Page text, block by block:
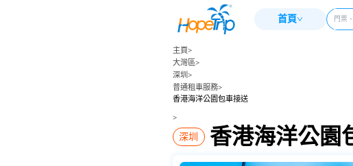
首頁
主頁>
大灣區>
深圳 >
普通租車服務>
香港海洋公園包車接送
>
深圳 香港海洋公園